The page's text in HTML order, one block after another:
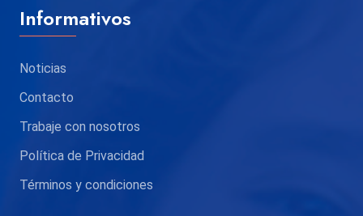
Informativos
Noticias
Contacto
Trabaje con nosotros
Política de Privacidad
Términos y condiciones